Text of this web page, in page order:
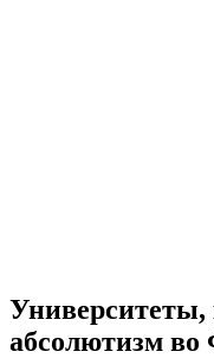
абсолютизм